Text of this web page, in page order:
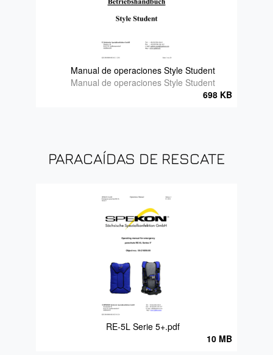
Manual de operaciones Style Student
Manual de operaciones Style Student
698 KB
PARACAÍDAS DE RESCATE
RE-5L Serie 5+.pdf
10 MB